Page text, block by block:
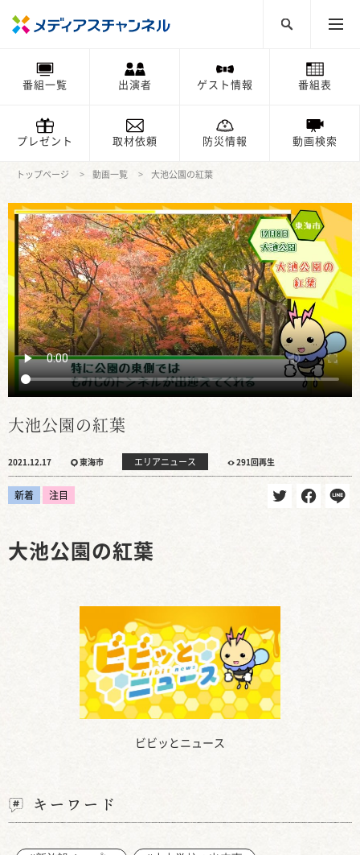
番組一覧 出演者 ゲスト情報 番組表
プレゼント 取材依頼 防災情報 動画検索
トップページ 動画一覧 大池公園の紅葉
大池公園の紅葉
2021.12.17 東海市 エリアニュース 291回再生
新着 注目
ビビッとニュース
大池公園の紅葉
キーワード